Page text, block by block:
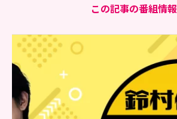
この記事の番組情報